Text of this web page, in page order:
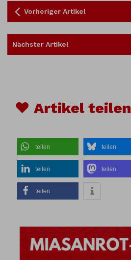
Vorheriger Artikel
Nächster Artikel
♥ Artikel teilen
teilen teilen
teilen teilen
teilen